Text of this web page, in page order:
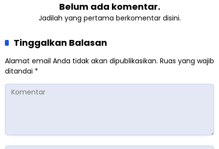
Belum ada komentar.
Jadilah yang pertama berkomentar disini.
Tinggalkan Balasan
Alamat email Anda tidak akan dipublikasikan. Ruas yang wajib
ditandai *